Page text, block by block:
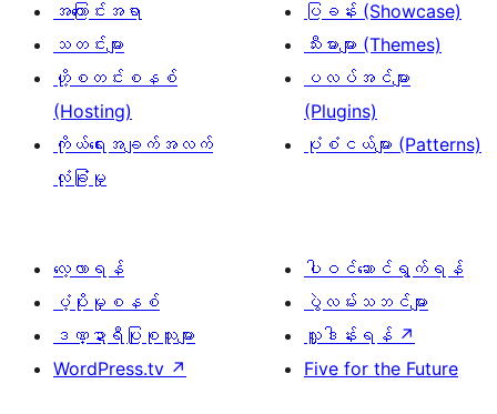
အကြောင်းအရာ
သတင်းများ
ဟို့စတင်းစနစ်
(Hosting)
ကိုယ်ရေးအချက်အလက်
လုံခြုံမှု
ပြခန်း (Showcase)
သီးမားများ (Themes)
ပလပ်အင်များ
(Plugins)
ပုံစံငယ်များ (Patterns)
လေ့လာရန်
ပံ့ပိုးမှုစနစ်
ဒဏ္ဍာရီပြုစုသူများ
WordPress.tv ↗
ပါဝင်ဆောင်ရွက်ရန်
ပွဲလမ်းသဘင်များ
လှူဒါန်းရန် ↗
Five for the Future